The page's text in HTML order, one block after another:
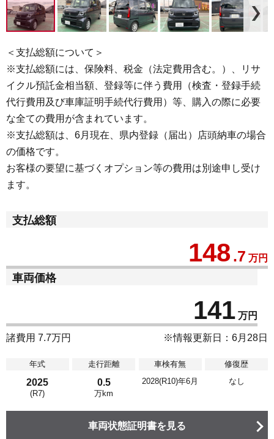
＜支払総額について＞
※支払総額には、保険料、税金（法定費用含む。）、リサ
イクル預託金相当額、登録等に伴う費用（検査・登録手続
代行費用及び車庫証明手続代行費用）等、購入の際に必要
な全ての費用が含まれています。
※支払総額は、6月現在、県内登録（届出）店頭納車の場合
の価格です。
お客様の要望に基づくオプション等の費用は別途申し受け
ます。
支払総額
148 .7 万円
車両価格
141 万円
諸費用 7.7万円 ※情報更新日：6月28日
年式
2025
(R7)
走行距離
0.5
万km
車検有無
2028(R10)年6月
修復歴
なし
車両状態証明書を見る